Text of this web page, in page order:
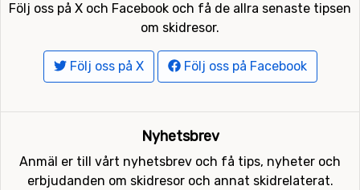
Följ oss på X och Facebook och få de allra senaste tipsen
om skidresor.
Följ oss på X Följ oss på Facebook
Nyhetsbrev
Anmäl er till vårt nyhetsbrev och få tips, nyheter och
erbjudanden om skidresor och annat skidrelaterat.